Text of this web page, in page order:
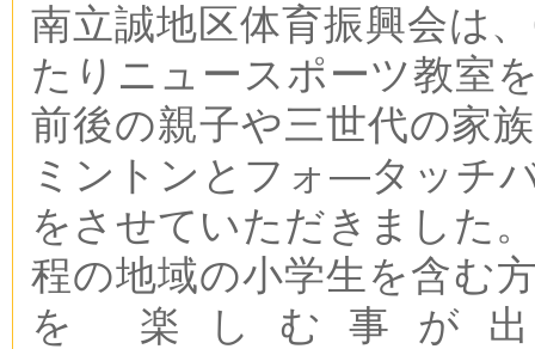
南立誠地区体育振興会は
たりニュースポーツ教室
前後の親子や三世代の家
ミントンとフォ―タッチ
をさせていただきました
程の地域の小学生を含む
を 楽しむ事が